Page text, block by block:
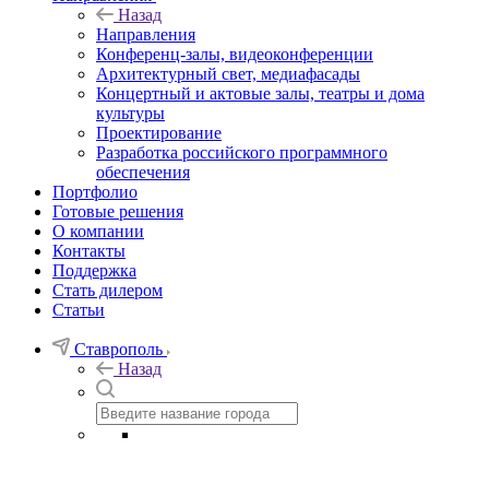
Назад
Направления
Конференц-залы, видеоконференции
Архитектурный свет, медиафасады
Концертный и актовые залы, театры и дома
культуры
Проектирование
Разработка российского программного
обеспечения
Портфолио
Готовые решения
О компании
Контакты
Поддержка
Стать дилером
Статьи
Ставрополь
Назад